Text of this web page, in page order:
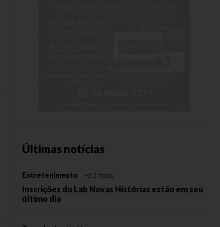
Últimas notícias
Entretenimento Há 5 horas
Inscrições do Lab Novas Histórias estão em seu
último dia